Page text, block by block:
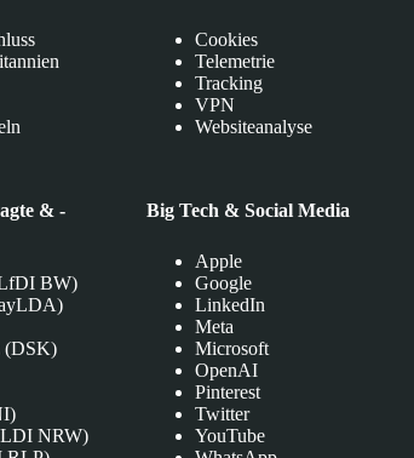
& -
BW)
(DSK)
NRW)
Cookies
Telemetrie
Tracking
VPN
Websiteanalyse
Big Tech & Social Media
Apple
Google
LinkedIn
Meta
Microsoft
OpenAI
Pinterest
Twitter
YouTube